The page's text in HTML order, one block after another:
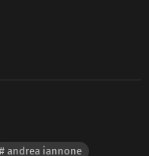
andrea iannone